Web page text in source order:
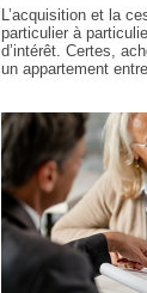
L’acquisition et la
particulier à
d’intérêt. Certes,
un appartement